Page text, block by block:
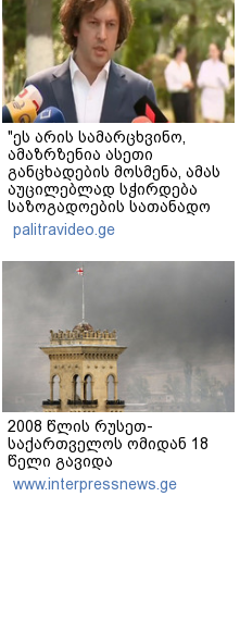
"ეს არის სამარცხვინო,
ამაზრზენია ასეთი
განცხადების მოსმენა, ამას
აუცილებლად სჭირდება
საზოგადოების სათანადო
რეაქცია" - ირაკლი
კობახიძე
palitravideo.ge
2008 წლის რუსეთ-
საქართველოს ომიდან 18
წელი გავიდა
www.interpressnews.ge